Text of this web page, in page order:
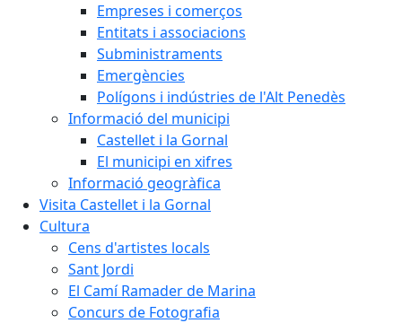
Empreses i comerços
Entitats i associacions
Subministraments
Emergències
Polígons i indústries de l'Alt Penedès
Informació del municipi
Castellet i la Gornal
El municipi en xifres
Informació geogràfica
Visita Castellet i la Gornal
Cultura
Cens d'artistes locals
Sant Jordi
El Camí Ramader de Marina
Concurs de Fotografia